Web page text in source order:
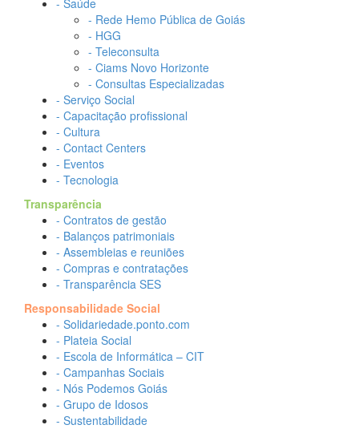
- Saúde
- Rede Hemo Pública de Goiás
- HGG
- Teleconsulta
- Ciams Novo Horizonte
- Consultas Especializadas
- Serviço Social
- Capacitação profissional
- Cultura
- Contact Centers
- Eventos
- Tecnologia
Transparência
- Contratos de gestão
- Balanços patrimoniais
- Assembleias e reuniões
- Compras e contratações
- Transparência SES
Responsabilidade Social
- Solidariedade.ponto.com
- Plateia Social
- Escola de Informática – CIT
- Campanhas Sociais
- Nós Podemos Goiás
- Grupo de Idosos
- Sustentabilidade